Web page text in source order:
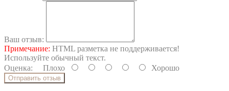
Ваш отзыв:
Примечание: HTML разметка не поддерживается!
Используйте обычный текст.
Оценка: Плохо Хорошо
Отправить отзыв